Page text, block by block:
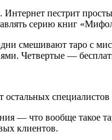
пестрит
серию книг
смешивают таро с
Четвертые —
специалистов
— что вообще такое
клиентов.